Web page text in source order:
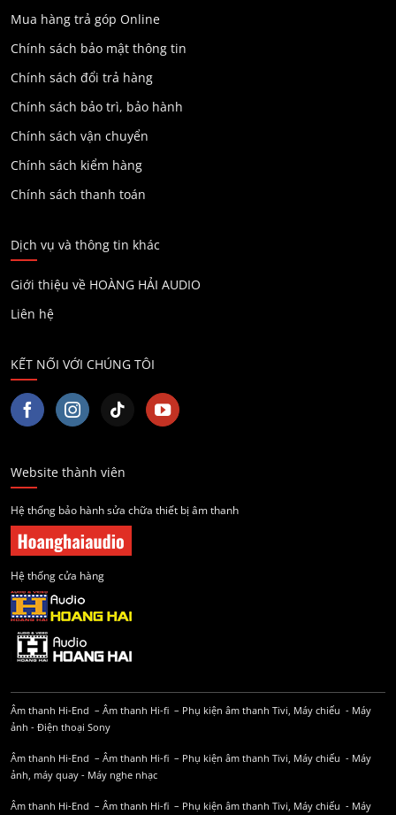
Mua hàng trả góp Online
Chính sách bảo mật thông tin
Chính sách đổi trả hàng
Chính sách bảo trì, bảo hành
Chính sách vận chuyển
Chính sách kiểm hàng
Chính sách thanh toán
Dịch vụ và thông tin khác
Giới thiệu về HOÀNG HẢI AUDIO
Liên hệ
KẾT NỐI VỚI CHÚNG TÔI
Website thành viên
Hệ thống bảo hành sửa chữa thiết bị âm thanh
Hệ thống cửa hàng
Âm thanh Hi-End – Âm thanh Hi-fi – Phụ kiện âm thanh Tivi, Máy chiếu - Máy
ảnh - Điện thoại Sony
Âm thanh Hi-End – Âm thanh Hi-fi – Phụ kiện âm thanh Tivi, Máy chiếu - Máy
ảnh, máy quay - Máy nghe nhạc
Âm thanh Hi-End – Âm thanh Hi-fi – Phụ kiện âm thanh Tivi, Máy chiếu - Máy